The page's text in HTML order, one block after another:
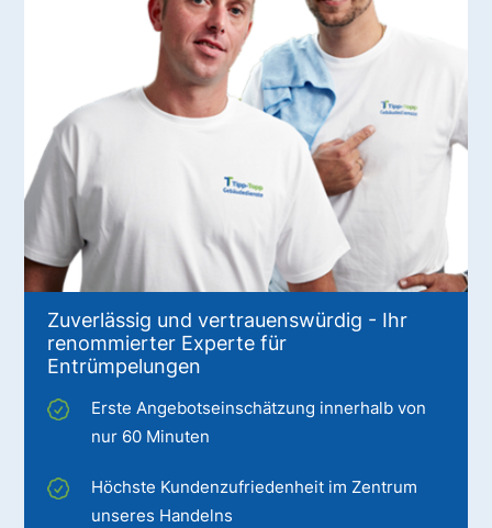
Zuverlässig und vertrauenswürdig - Ihr
renommierter Experte für
Entrümpelungen
Erste Angebotseinschätzung innerhalb von
nur 60 Minuten
Höchste Kundenzufriedenheit im Zentrum
unseres Handelns